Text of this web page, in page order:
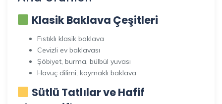
Klasik Baklava Çeşitleri
Fıstıklı klasik baklava
Cevizli ev baklavası
Şöbiyet, burma, bülbül yuvası
Havuç dilimi, kaymaklı baklava
Sütlü Tatlılar ve Hafif